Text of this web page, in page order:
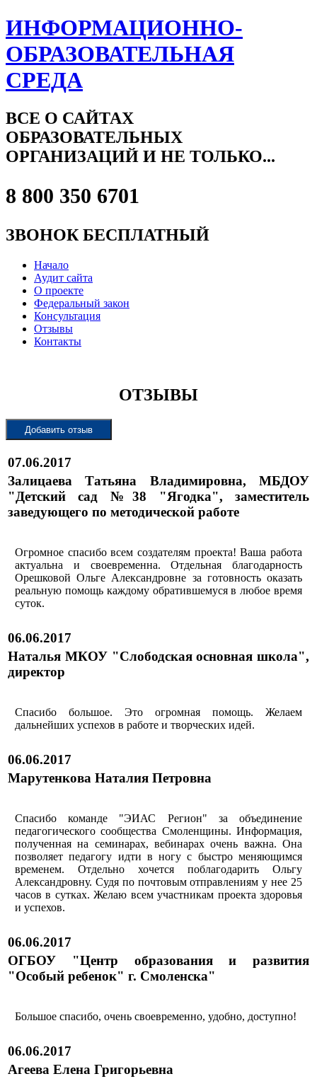
ИНФОРМАЦИОННО-
ОБРАЗОВАТЕЛЬНАЯ
СРЕДА
ВСЕ О САЙТАХ
ОБРАЗОВАТЕЛЬНЫХ
ОРГАНИЗАЦИЙ И НЕ ТОЛЬКО...
8 800 350 6701
ЗВОНОК БЕСПЛАТНЫЙ
Начало
Аудит сайта
О проекте
Федеральный закон
Консультация
Отзывы
Контакты
ОТЗЫВЫ
07.06.2017
Залицаева Татьяна Владимировна, МБДОУ
"Детский сад №38 "Ягодка", заместитель
заведующего по методической работе
Огромное спасибо всем создателям проекта! Ваша работа
актуальна и своевременна. Отдельная благодарность
Орешковой Ольге Александровне за готовность оказать
реальную помощь каждому обратившемуся в любое время
суток.
06.06.2017
Наталья МКОУ "Слободская основная школа",
директор
Спасибо большое. Это огромная помощь. Желаем
дальнейших успехов в работе и творческих идей.
06.06.2017
Марутенкова Наталия Петровна
Спасибо команде "ЭИАС Регион" за объединение
педагогического сообщества Смоленщины. Информация,
полученная на семинарах, вебинарах очень важна. Она
позволяет педагогу идти в ногу с быстро меняющимся
временем. Отдельно хочется поблагодарить Ольгу
Александровну. Судя по почтовым отправлениям у нее 25
часов в сутках. Желаю всем участникам проекта здоровья
и успехов.
06.06.2017
ОГБОУ "Центр образования и развития
"Особый ребенок" г. Смоленска"
Большое спасибо, очень своевременно, удобно, доступно!
06.06.2017
Агеева Елена Григорьевна